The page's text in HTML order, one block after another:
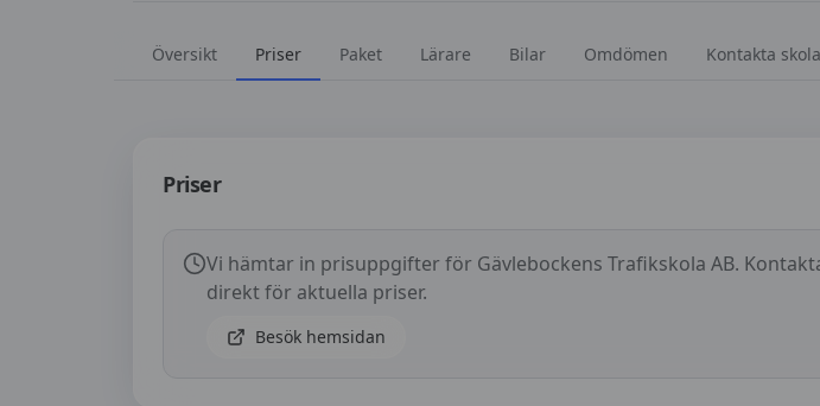
Översikt Priser Paket Lärare Bilar Omdömen Kontakta
Priser
Vi hämtar in prisuppgifter för Gävlebockens Trafikskola AB.
direkt för aktuella priser.
Besök hemsidan